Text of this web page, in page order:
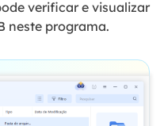
verificar e visualizar
neste programa.